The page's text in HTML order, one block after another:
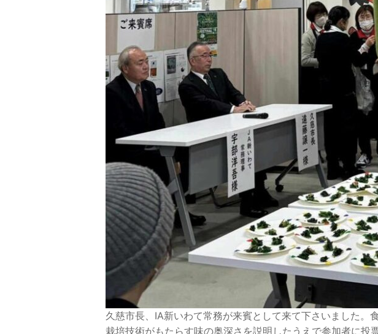
久慈市長、IA新いわて常務が来賓として来て下さいました
栽培技術がもたらす味の奥深さを説明したうえで参加者に投